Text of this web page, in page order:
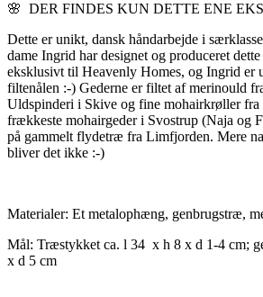
🌸 DER FINDES KUN DETTE ENE
Dette er unikt, dansk håndarbejde i
dame Ingrid har designet og produceret
eksklusivt til Heavenly Homes, og Ingrid er
filtenålen :-) Gederne er filtet af merinould
Uldspinderi i Skive og fine mohairkrøller fra
frækkeste mohairgeder i Svostrup (Naja og
på gammelt flydetræ fra Limfjorden. Mere
bliver det ikke :-)
Materialer: Et metalophæng, genbrugstræ,
Mål: Træstykket ca. l 34 x h 8 x d 1-4 cm;
x d 5 cm